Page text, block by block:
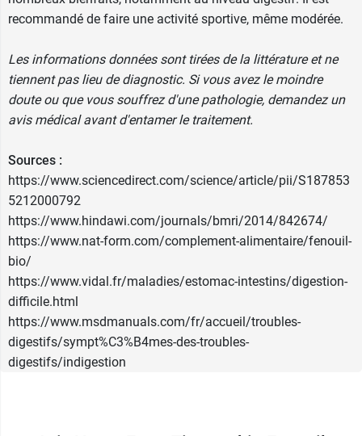
recommandé de faire une activité sportive, même modérée.
Les informations données sont tirées de la littérature et ne
tiennent pas lieu de diagnostic. Si vous avez le moindre
doute ou que vous souffrez d'une pathologie, demandez un
avis médical avant d'entamer le traitement.
Sources :
https://www.sciencedirect.com/science/article/pii/S187853
5212000792
https://www.hindawi.com/journals/bmri/2014/842674/
https://www.nat-form.com/complement-alimentaire/fenouil-
bio/
https://www.vidal.fr/maladies/estomac-intestins/digestion-
difficile.html
https://www.msdmanuals.com/fr/accueil/troubles-
digestifs/sympt%C3%B4mes-des-troubles-
digestifs/indigestion